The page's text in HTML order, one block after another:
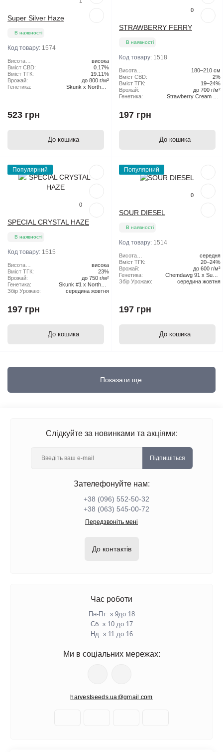
Super Silver Haze
В наявності
Код товару: 1574
Висота
рослини:
висока
Вміст CBD:
0.17%
Вміст ТГК:
19.11%
Врожай:
до 800 г/м²
Генетика:
Skunk x Northern
523 грн
До кошика
0
STRAWBERRY FERRY
В наявності
Код товару: 1518
Висота
рослини:
180–210 см
Вміст CBD:
2%
Вміст ТГК:
19–24%
Врожай:
до 700 г/м²
Генетика:
Strawberry Cream Pie
197 грн
До кошика
Популярний
0
SPECIAL CRYSTAL HAZE
В наявності
Код товару: 1515
Висота
рослини:
висока
Вміст ТГК:
23%
Врожай:
до 750 г/м²
Генетика:
Skunk #1 x Northern
Lights x Haze
Збір Урожаю: середина жовтня
197 грн
До кошика
Популярний
0
SOUR DIESEL
В наявності
Код товару: 1514
Висота
рослини:
середня
Вміст ТГК:
20–24%
Врожай:
до 600 г/м²
Генетика:
Chemdawg 91 x Super
Skunk
Збір Урожаю: середина жовтня
197 грн
До кошика
Показати ще
Слідкуйте за новинками та акціями:
Підпишіться
Зателефонуйте нам:
+38 (096) 552-50-32
+38 (063) 545-00-72
Передзвоніть мені
До контактів
Час роботи
Пн-Пт: з 9до 18
Сб: з 10 до 17
Нд: з 11 до 16
Ми в соціальних мережах:
harvestseeds.ua@gmail.com